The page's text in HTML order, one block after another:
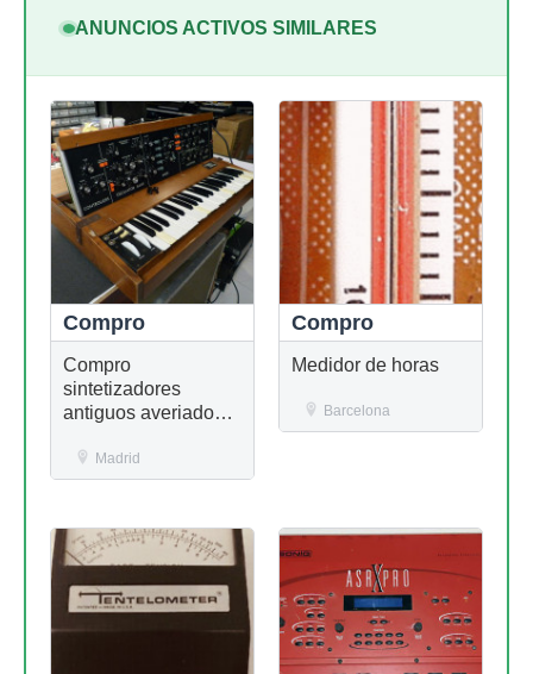
ANUNCIOS ACTIVOS SIMILARES
Compro
Compro
sintetizadores
antiguos averiados,
Madrid
Compro
Medidor de horas
Barcelona